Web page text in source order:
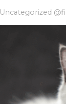
Uncategorized @fi